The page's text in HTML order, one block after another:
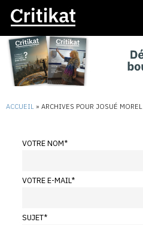
ACCUEIL » ARCHIVES POUR JOSUÉ MOREL
VOTRE NOM*
VOTRE E-MAIL*
SUJET*